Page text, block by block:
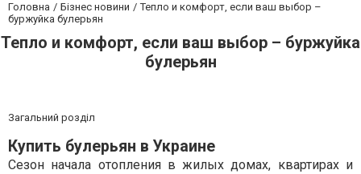
Головна Бізнес новини
Тепло и комфорт, если ваш выбор –
буржуйка булерьян
Тепло и комфорт, если ваш выбор – буржуйка
булерьян
Загальний розділ
Купить булерьян в Украине
Сезон начала отопления в жилых домах, квартирах и